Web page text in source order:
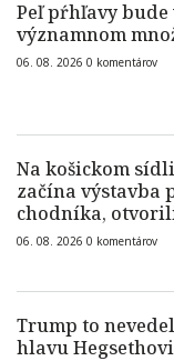
Peľ pŕhľavy
významnom
06. 08. 2026 0 komentárov
Na košickom
začína výstavba
chodníka,
06. 08. 2026 0 komentárov
Trump to
hlavu Hegsethovi